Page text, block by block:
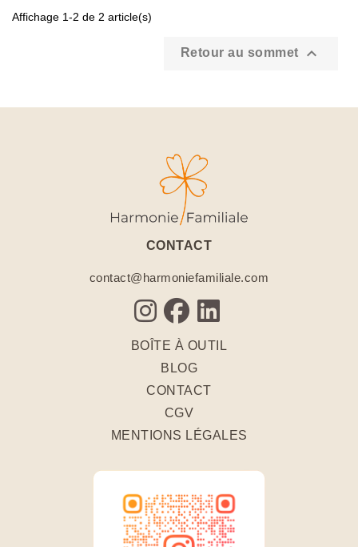
Affichage 1-2 de 2 article(s)
Retour au sommet 
CONTACT
contact@harmoniefamiliale.com
BOÎTE À OUTIL
BLOG
CONTACT
CGV
MENTIONS LÉGALES